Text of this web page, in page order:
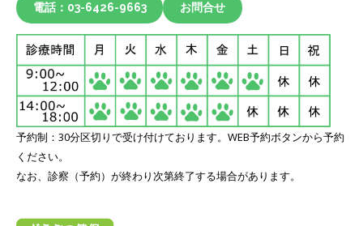
電話：03-6426-9663 お問合せ
予約制：30分区切りで受け付けております。WEB予約ボタンから予約
ください。
なお、診察（予約）が終わり次第終了する場合があります。